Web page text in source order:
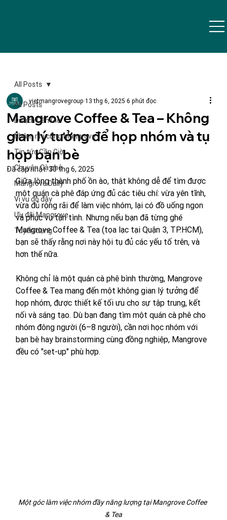
All Posts
Du lịch Cần Giờ
Nhâm nhi cùng Mangrove
Tin tức Cần Giờ
Chuyện Cà phê
Mangrove Daily
Vi vu đó đây
Ưu đãi Mangrove
Tuyển dụng
All Posts
Mangrove Coffee & Tea – Không
gian lý tưởng để họp nhóm và tụ
họp bạn bè
vietmangrovegroup 13 thg 6, 2025 6 phút đọc
Đã cập nhật:30 thg 6, 2025
Giữa lòng thành phố ồn ào, thật không dễ để tìm được
một quán cà phê đáp ứng đủ các tiêu chí: vừa yên tĩnh,
vừa đủ rộng rãi để làm việc nhóm, lại có đồ uống ngon
và phục vụ tận tình. Nhưng nếu bạn đã từng ghé
Mangrove Coffee & Tea (tọa lạc tại Quận 3, TP.HCM),
bạn sẽ thấy rằng nơi này hội tụ đủ các yếu tố trên, và
hơn thế nữa.
Không chỉ là một quán cà phê bình thường, Mangrove
Coffee & Tea mang đến một không gian lý tưởng để
họp nhóm, được thiết kế tối ưu cho sự tập trung, kết
nối và sáng tạo. Dù bạn đang tìm một quán cà phê cho
nhóm đông người (6–8 người), cần nơi học nhóm với
bạn bè hay brainstorming cùng đồng nghiệp, Mangrove
đều có "set-up" phù hợp.
Một góc làm việc nhóm đầy năng lượng tại Mangrove Coffee
& Tea